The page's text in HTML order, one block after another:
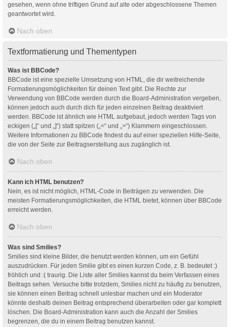
gesehen, wenn ohne triftigen Grund auf alte oder abgeschlossene Themen
geantwortet wird.
Nach oben
Textformatierung und Thementypen
Was ist BBCode?
BBCode ist eine spezielle Umsetzung von HTML, die dir weitreichende
Formatierungsmöglichkeiten für deinen Text gibt. Die Rechte zur
Verwendung von BBCode werden durch die Board-Administration vergeben,
können jedoch auch durch dich für jeden einzelnen Beitrag deaktiviert
werden. BBCode ist ähnlich wie HTML aufgebaut, jedoch werden Tags von
eckigen („[“ und „]“) statt spitzen („<“ und „>“) Klammern eingeschlossen.
Weitere Informationen zu BBCode findest du auf einer speziellen Hilfe-Seite,
die von der Seite zur Beitragserstellung aus zugänglich ist.
Nach oben
Kann ich HTML benutzen?
Nein, es ist nicht möglich, HTML-Code in Beiträgen zu verwenden. Die
meisten Formatierungsmöglichkeiten, die HTML bietet, können über BBCode
erreicht werden.
Nach oben
Was sind Smilies?
Smilies sind kleine Bilder, die benutzt werden können, um ein Gefühl
auszudrücken. Für jeden Smilie gibt es einen kurzen Code, z. B. bedeutet :)
fröhlich und :( traurig. Die Liste aller Smilies kannst du beim Verfassen eines
Beitrags sehen. Versuche bitte trotzdem, Smilies nicht zu häufig zu benutzen,
sie können einen Beitrag schnell unlesbar machen und ein Moderator
könnte deshalb deinen Beitrag entsprechend überarbeiten oder gar komplett
löschen. Die Board-Administration kann auch die Anzahl der Smilies
begrenzen, die du in einem Beitrag benutzen kannst.